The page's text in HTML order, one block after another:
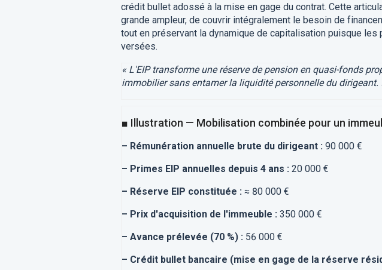
crédit bullet adossé à la mise en gage du contrat. Cette
grande ampleur, de couvrir intégralement le besoin de
tout en préservant la dynamique de capitalisation puisque
versées.
« L'EIP transforme une réserve de pension en quasi-fonds
immobilier sans entamer la liquidité personnelle du dirigeant.
■ Illustration — Mobilisation combinée pour un
– Rémunération annuelle brute du dirigeant : 90 000 €
– Primes EIP annuelles depuis 4 ans : 20 000 €
– Réserve EIP constituée : ≈ 80 000 €
– Prix d'acquisition de l'immeuble : 350 000 €
– Avance prélevée (70 %) : 56 000 €
– Crédit bullet bancaire (mise en gage de la réserve